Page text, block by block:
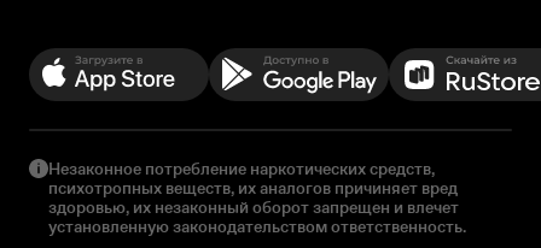
Незаконное потребление наркотических средств,
психотропных веществ, их аналогов причиняет вред
здоровью, их незаконный оборот запрещен и влечет
установленную законодательством ответственность.